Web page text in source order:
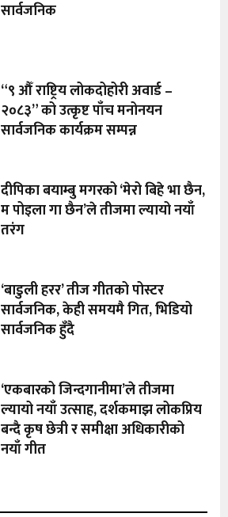
सार्वजनिक
“९ औँ राष्ट्रिय लोकदोहोरी अवार्ड –
२०८३” को उत्कृष्ट पाँच मनोनयन
सार्वजनिक कार्यक्रम सम्पन्न
दीपिका बयाम्बु मगरको ‘मेरो बिहे भा छैन,
म पोइला गा छैन’ले तीजमा ल्यायो नयाँ
तरंग
‘बाडुली हरर’ तीज गीतको पोस्टर
सार्वजनिक, केही समयमै गित, भिडियो
सार्वजनिक हुँदै
‘एकबारको जिन्दगानीमा’ले तीजमा
ल्यायो नयाँ उत्साह, दर्शकमाझ लोकप्रिय
बन्दै कृष छेत्री र समीक्षा अधिकारीको
नयाँ गीत